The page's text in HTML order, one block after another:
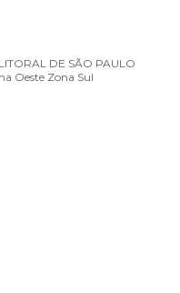
LITORAL DE SÃO PAULO
Oeste Zona Sul